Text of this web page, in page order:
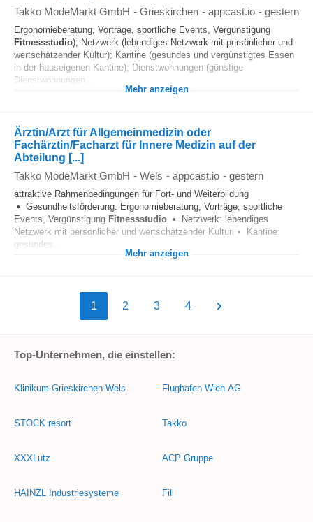
Takko ModeMarkt GmbH - Grieskirchen - appcast.io - gestern
Ergonomieberatung, Vorträge, sportliche Events, Vergünstigung
Fitnessstudio); Netzwerk (lebendiges Netzwerk mit persönlicher und
wertschätzender Kultur); Kantine (gesundes und vergünstigtes Essen
in der hauseigenen Kantine); Dienstwohnungen (günstige
Dienstwohnungen...
Mehr anzeigen
Ärztin/Arzt für Allgemeinmedizin oder
Fachärztin/Facharzt für Innere Medizin auf der
Abteilung [...]
Takko ModeMarkt GmbH - Wels - appcast.io - gestern
attraktive Rahmenbedingungen für Fort- und Weiterbildung
• Gesundheitsförderung: Ergonomieberatung, Vorträge, sportliche
Events, Vergünstigung Fitnessstudio • Netzwerk: lebendiges
Netzwerk mit persönlicher und wertschätzender Kultur • Kantine:
gesundes...
Mehr anzeigen
1 2 3 4
Top-Unternehmen, die einstellen:
Klinikum Grieskirchen-Wels
STOCK resort
XXXLutz
HAINZL Industriesysteme
Flughafen Wien AG
Takko
ACP Gruppe
Fill